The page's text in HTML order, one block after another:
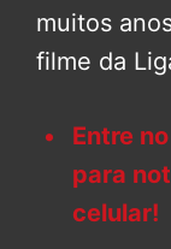
muitos
filme da
Entre
para
celular!